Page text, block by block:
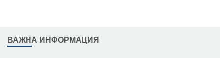
ВАЖНА ИНФОРМАЦИЯ